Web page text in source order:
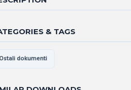
& TAGS
dokumenti